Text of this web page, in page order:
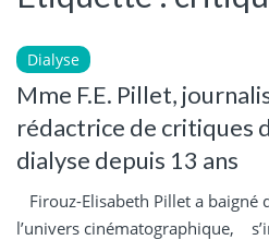
Dialyse
Mme F.E. Pillet,
rédactrice de critiques
dialyse depuis 13 ans
Firouz-Elisabeth Pillet a baigné
l’univers cinématographique,